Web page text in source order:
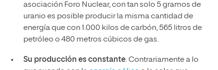
asociación Foro Nuclear, con tan solo 5 gramos de
uranio es posible producir la misma cantidad de
energía que con 1.000 kilos de carbón, 565 litros de
petróleo o 480 metros cúbicos de gas.
Su producción es constante. Contrariamente a lo